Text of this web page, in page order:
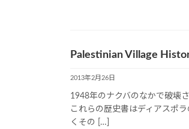
Palestinian Village
2013年2月26日
1948年のナクバのなかで破壊
これらの歴史書はディアスポ
くその […]